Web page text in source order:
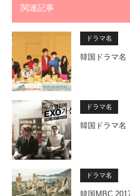
関連記事
ドラマ名
韓国ドラマ
ドラマ名
韓国ドラマ
ドラマ名
韓国MBC